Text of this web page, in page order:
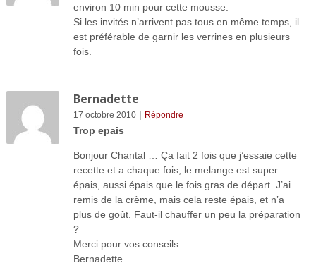
environ 10 min pour cette mousse.
Si les invités n’arrivent pas tous en même temps, il
est préférable de garnir les verrines en plusieurs
fois.
Bernadette
17 octobre 2010| Répondre
Trop epais
Bonjour Chantal … Ça fait 2 fois que j’essaie cette
recette et a chaque fois, le melange est super
épais, aussi épais que le fois gras de départ. J’ai
remis de la crème, mais cela reste épais, et n’a
plus de goût. Faut-il chauffer un peu la préparation
?
Merci pour vos conseils.
Bernadette